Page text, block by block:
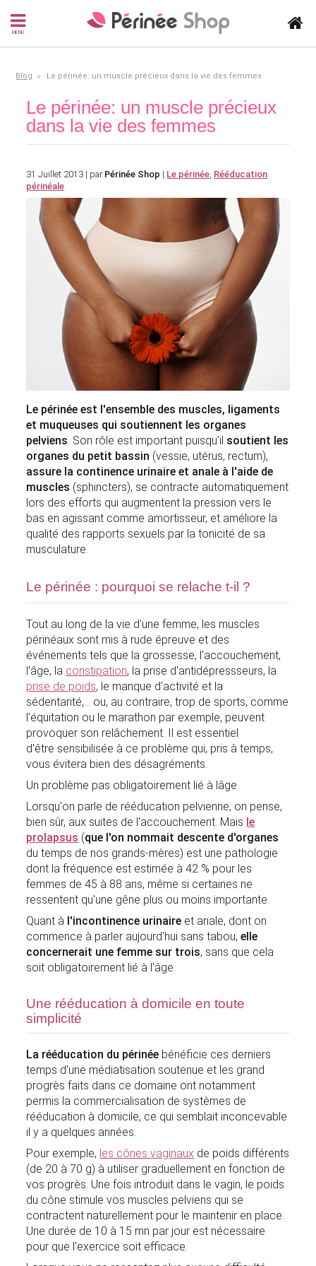
MENU
Blog Le périnée: un muscle précieux dans la vie des femmes
Le périnée: un muscle précieux
dans la vie des femmes
31 Juillet 2013 | par Périnée Shop | Le périnée Rééducation
périnéale
Le périnée est l'ensemble des muscles, ligaments
et muqueuses qui soutiennent les organes
pelviens. Son rôle est important puisqu'il soutient les
organes du petit bassin (vessie, utérus, rectum),
assure la continence urinaire et anale à l'aide de
muscles (sphincters), se contracte automatiquement
lors des efforts qui augmentent la pression vers le
bas en agissant comme amortisseur, et améliore la
qualité des rapports sexuels par la tonicité de sa
musculature.
Le périnée : pourquoi se relache t-il ?
Tout au long de la vie d'une femme, les muscles
périnéaux sont mis à rude épreuve et des
événements tels que la grossesse, l'accouchement,
l'âge, la constipation, la prise d'antidépressseurs, la
prise de poids, le manque d'activité et la
sédentarité,... ou, au contraire, trop de sports, comme
l'équitation ou le marathon par exemple, peuvent
provoquer son relâchement. Il est essentiel
d'être sensibilisée à ce problème qui, pris à temps,
vous évitera bien des désagréments.
Un problème pas obligatoirement lié à lâge
Lorsqu'on parle de rééducation pelvienne, on pense,
bien sûr, aux suites de l'accouchement. Mais le
prolapsus (que l'on nommait descente d'organes
du temps de nos grands-mères) est une pathologie
dont la fréquence est estimée à 42 % pour les
femmes de 45 à 88 ans, même si certaines ne
ressentent qu'une gêne plus ou moins importante.
Quant à l'incontinence urinaire et anale, dont on
commence à parler aujourd'hui sans tabou,elle
concernerait une femme sur trois, sans que cela
soit obligatoirement lié à l'âge.
Une rééducation à domicile en toute
simplicité
La rééducation du périnée bénéficie ces derniers
temps d'une médiatisation soutenue et les grand
progrès faits dans ce domaine ont notamment
permis la commercialisation de systèmes de
rééducation à domicile, ce qui semblait inconcevable
il y a quelques années.
Pour exemple, les cônes vaginaux de poids différents
(de 20 à 70 g) à utiliser graduellement en fonction de
vos progrès. Une fois introduit dans le vagin, le poids
du cône stimule vos muscles pelviens qui se
contractent naturellement pour le maintenir en place.
Une durée de 10 à 15 mn par jour est nécessaire
pour que l'exercice soit efficace.